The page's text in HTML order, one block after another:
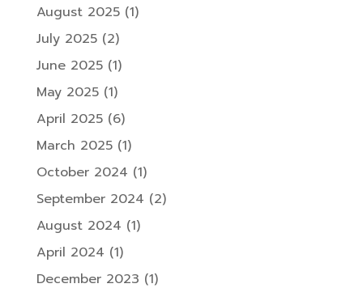
August 2025(1)
July 2025(2)
June 2025(1)
May 2025(1)
April 2025(6)
March 2025(1)
October 2024 (1)
September 2024 (2)
August 2024 (1)
April 2024 (1)
December 2023 (1)